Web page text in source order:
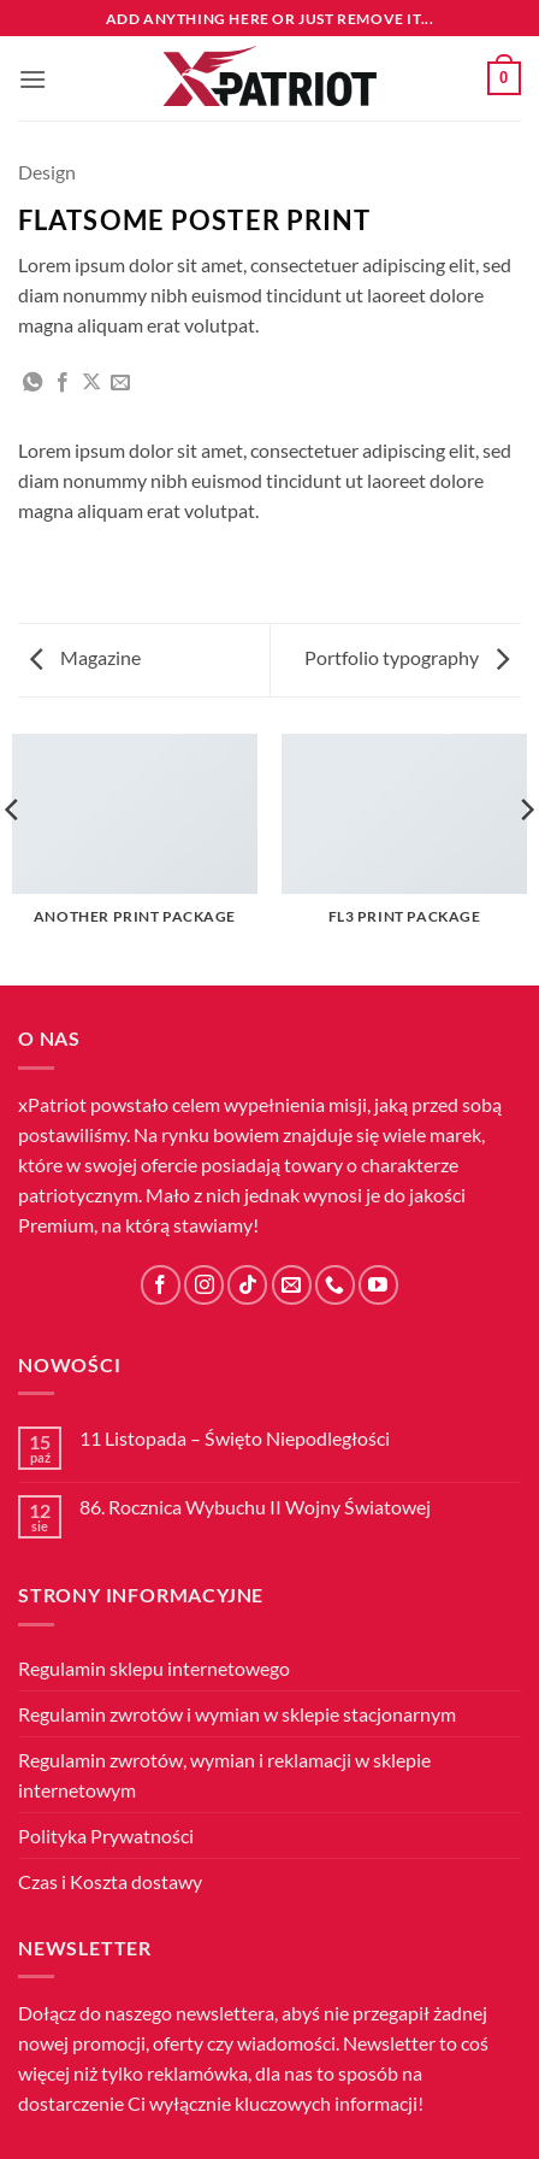
do
zawartości
ADD ANYTHING HERE OR JUST REMOVE IT...
0
Design
FLATSOME POSTER PRINT
Lorem ipsum dolor sit amet, consectetuer adipiscing elit, sed
diam nonummy nibh euismod tincidunt ut laoreet dolore
magna aliquam erat volutpat.
Lorem ipsum dolor sit amet, consectetuer adipiscing elit, sed
diam nonummy nibh euismod tincidunt ut laoreet dolore
magna aliquam erat volutpat.
Magazine Portfolio typography
ANOTHER PRINT PACKAGE FL3 PRINT PACKAGE
O NAS
xPatriot powstało celem wypełnienia misji, jaką przed sobą
postawiliśmy. Na rynku bowiem znajduje się wiele marek,
które w swojej ofercie posiadają towary o charakterze
patriotycznym. Mało z nich jednak wynosi je do jakości
Premium, na którą stawiamy!
NOWOŚCI
15
paź
11 Listopada – Święto Niepodległości
11
12
sie
86. Rocznica Wybuchu II Wojny Światowej
Rocznica
STRONY INFORMACYJNE
Regulamin sklepu internetowego
Regulamin zwrotów i wymian w sklepie stacjonarnym
Regulamin zwrotów, wymian i reklamacji w sklepie
internetowym
Polityka Prywatności
Czas i Koszta dostawy
NEWSLETTER
Dołącz do naszego newslettera, abyś nie przegapił żadnej
nowej promocji, oferty czy wiadomości. Newsletter to coś
więcej niż tylko reklamówka, dla nas to sposób na
dostarczenie Ci wyłącznie kluczowych informacji!